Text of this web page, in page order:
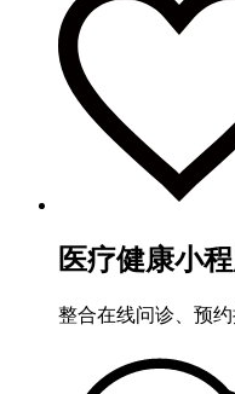
医疗健康小
整合在线问诊、预